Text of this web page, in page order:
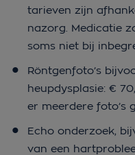
tarieven zijn
nazorg. Medicatie
soms niet bij
Röntgenfoto’s
heupdysplasie: €
er meerdere foto’s
Echo onderzoek,
van een